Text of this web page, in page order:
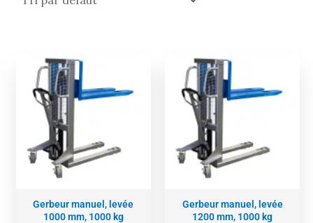
Gerbeur manuel, levée
1000 mm, 1000 kg
Gerbeur manuel, levée
1200 mm, 1000 kg